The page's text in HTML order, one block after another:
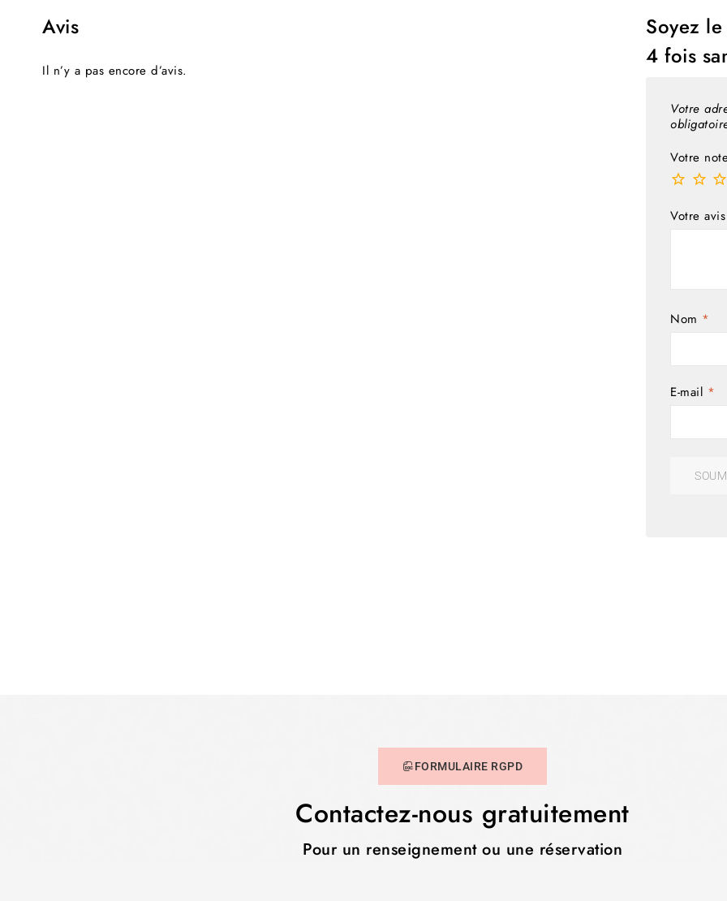
Avis
Il n’y a pas encore d’avis.
Soyez
4 fois
Votre
Votre
Votre
Nom *
E-mail *
FORMULAIRE RGPD
Contactez-nous gratuitement
Pour un renseignement ou une réservation